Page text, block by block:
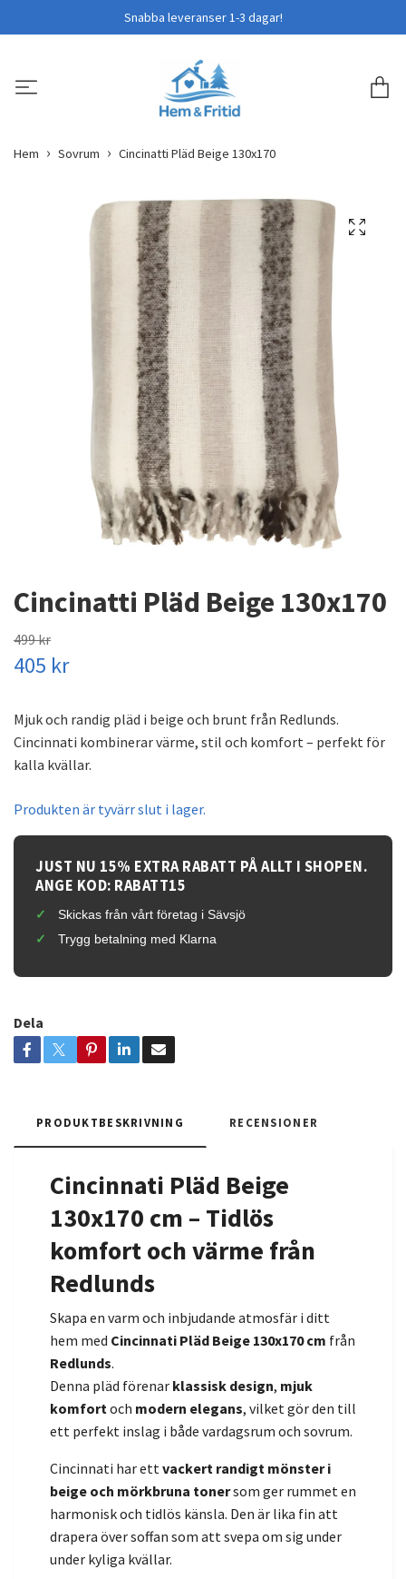
Snabba leveranser 1-3 dagar!
Hem Sovrum Cincinatti Pläd Beige 130x170
Cincinatti Pläd Beige 130x170
499 kr
405 kr
Mjuk och randig pläd i beige och brunt från Redlunds.
Cincinnati kombinerar värme, stil och komfort – perfekt för
kalla kvällar.
Produkten är tyvärr slut i lager.
JUST NU 15% EXTRA RABATT PÅ ALLT I SHOPEN.
ANGE KOD: RABATT15
Skickas från vårt företag i Sävsjö
Trygg betalning med Klarna
Dela
PRODUKTBESKRIVNING RECENSIONER
Cincinnati Pläd Beige
130x170 cm – Tidlös
komfort och värme från
Redlunds
Skapa en varm och inbjudande atmosfär i ditt
hem med Cincinnati Pläd Beige 130x170 cm från
Redlunds.
Denna pläd förenar klassisk design, mjuk
komfortoch modern elegans, vilket gör den till
ett perfekt inslag i både vardagsrum och sovrum.
Cincinnati har ettvackert randigt mönster i
beige och mörkbruna tonersom ger rummet en
harmonisk och tidlös känsla. Den är lika fin att
drapera över soffan som att svepa om sig under
under kyliga kvällar.